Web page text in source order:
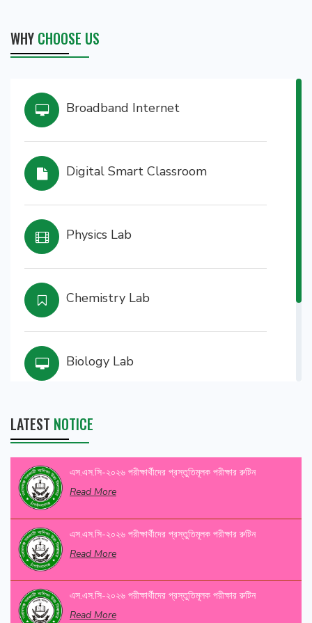
WHY CHOOSE US
Broadband Internet
Digital Smart Classroom
Physics Lab
Chemistry Lab
Biology Lab
Statistics Lab
LATEST NOTICE
এস.এস.সি-২০২৬ পরীক্ষার্থীদের প্রস্তুতিমূলক পরীক্ষার রুটিন
Read More
এস.এস.সি-২০২৬ পরীক্ষার্থীদের প্রস্তুতিমূলক পরীক্ষার রুটিন
Read More
এস.এস.সি-২০২৬ পরীক্ষার্থীদের প্রস্তুতিমূলক পরীক্ষার রুটিন
Read More